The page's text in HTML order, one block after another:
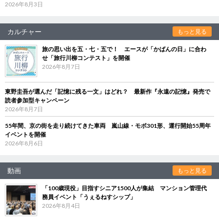
2026年8月3日
カルチャー もっと見る
旅の思い出を五・七・五で！ エースが「かばんの日」に合わ
せ「旅行川柳コンテスト」を開催
2026年8月7日
東野圭吾が選んだ「記憶に残る一文」はどれ？ 最新作『永遠の記憶』発売で
読者参加型キャンペーン
2026年8月7日
55年間、京の街を走り続けてきた車両 嵐山線・モボ301形、運行開始55周年
イベントを開催
2026年8月6日
動画 もっと見る
「100歳現役」目指すシニア1500人が集結 マンション管理代
務員イベント「うぇるねすシップ」
2026年8月4日